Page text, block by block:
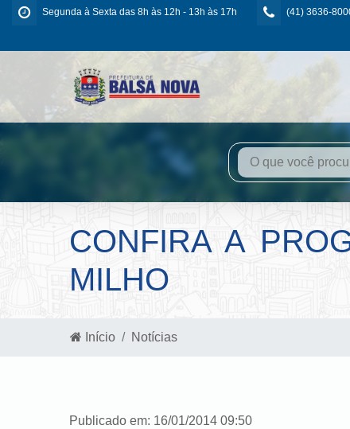
Segunda à Sexta das 8h às 12h - 13h às 17h (41) 3636-
CONFIRA A
MILHO
Início Notícias
Publicado em: 16/01/2014 09:50